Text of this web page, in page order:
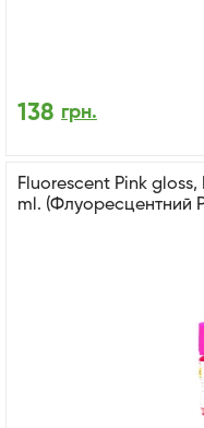
138 грн.
Fluorescent Pink
ml. (Флуоресцентний